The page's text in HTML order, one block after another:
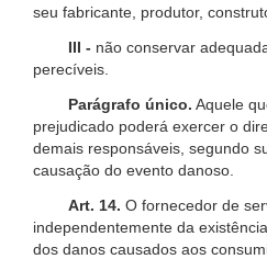
seu fabricante, produtor,
III - não conservar
perecíveis.
Parágrafo único. Aquele
prejudicado poderá exercer o
demais responsáveis, segundo
causação do evento danoso.
Art. 14. O fornecedor de
independentemente da
dos danos causados aos